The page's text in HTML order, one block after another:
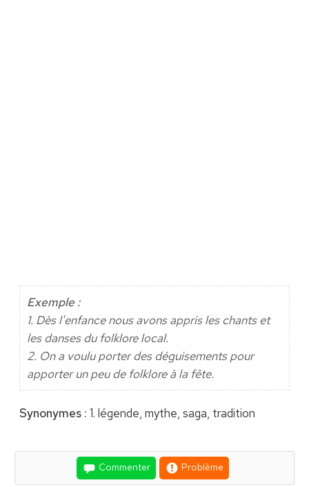
Exemple :
1. Dès l'enfance nous avons appris les chants et
les danses du folklore local.
2. On a voulu porter des déguisements pour
apporter un peu de folklore à la fête.
Synonymes : 1. légende, mythe, saga, tradition
Commenter Problème